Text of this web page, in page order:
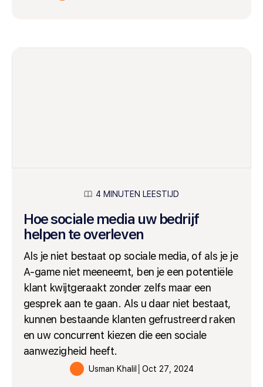
4 MINUTEN LEESTIJD
Hoe sociale media uw bedrijf
helpen te overleven
Als je niet bestaat op sociale media, of als je je
A-game niet meeneemt, ben je een potentiële
klant kwijtgeraakt zonder zelfs maar een
gesprek aan te gaan. Als u daar niet bestaat,
kunnen bestaande klanten gefrustreerd raken
en uw concurrent kiezen die een sociale
aanwezigheid heeft.
Usman Khalil Oct 27, 2024